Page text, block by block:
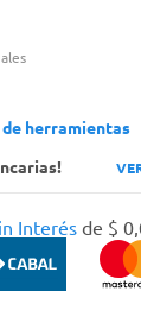
herramientas
Interésde $ 0,